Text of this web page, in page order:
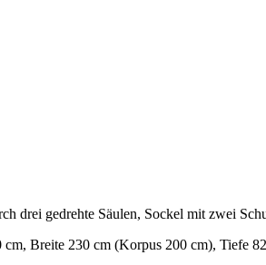
drei gedrehte Säulen, Sockel mit zwei
cm, Breite 230 cm (Korpus 200 cm), Tiefe